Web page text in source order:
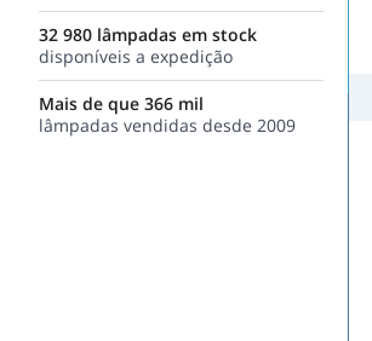
32 980 lâmpadas em stock
disponíveis a expedição
Mais de que 366 mil
lâmpadas vendidas desde 2009